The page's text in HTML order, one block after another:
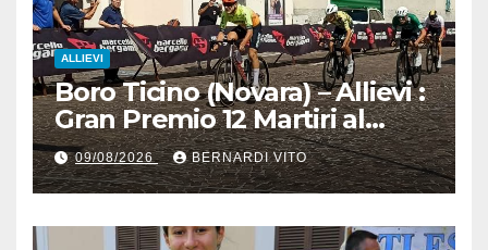
ALLIEVI
Boro Ticino (Novara) – Allievi :
Gran Premio 12 Martiri al
trentino Pietro Valenti
(Ciclistica Dro) con 1’30” sul
bergamasco Pietro resca (SC
Romanese) – Servizio
09/08/2026 BERNARDI VITO